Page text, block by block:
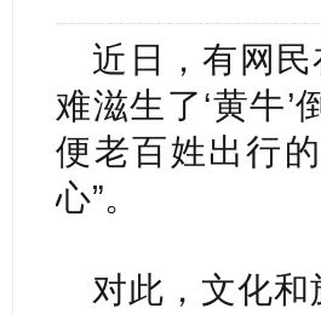
近日，有网
难滋生了‘黄牛
便老百姓出行
心”。
对此，文化